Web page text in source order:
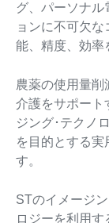
グ、パーソナ
ョンに不可欠
能、精度、効率
農薬の使用量
介護をサポート
ジング･テクノ
を目的とする実
す。
STのイメージ
ロジーを利用